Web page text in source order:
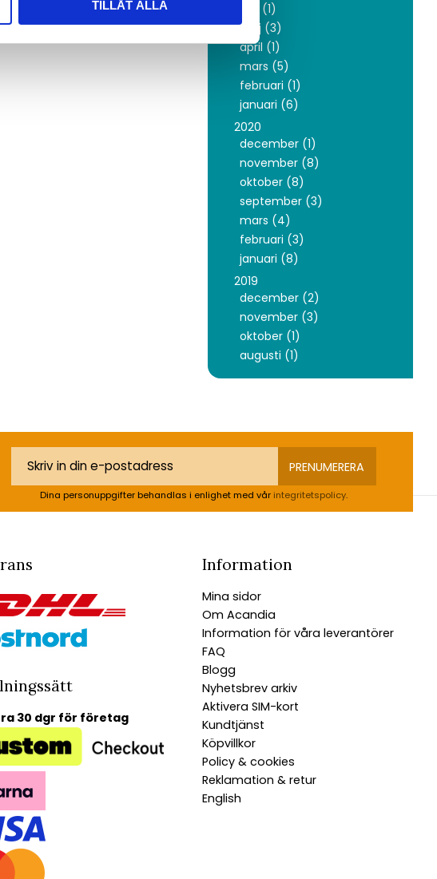
TILLÅT ALLA
juni (1)
maj (3)
april (1)
mars (5)
februari (1)
januari (6)
2020
december (1)
november (8)
oktober (8)
september (3)
mars (4)
februari (3)
januari (8)
2019
december (2)
november (3)
oktober (1)
augusti (1)
PRENUMERERA
Dina personuppgifter behandlas i enlighet med vår integritetspolicy.
30 dgr för företag
Information
Mina sidor
Om Acandia
Information för våra leverantörer
FAQ
Blogg
Nyhetsbrev arkiv
Aktivera SIM-kort
Kundtjänst
Köpvillkor
Policy & cookies
Reklamation & retur
English